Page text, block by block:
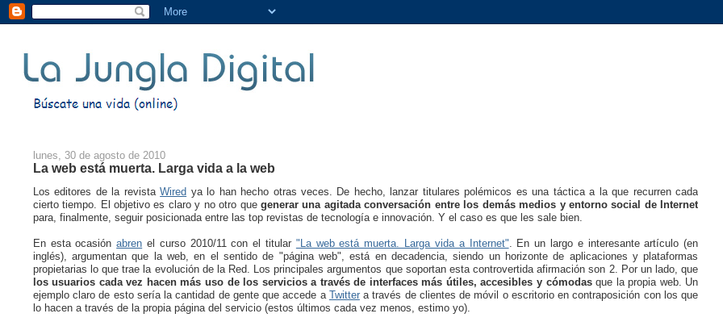
lunes, 30 de agosto de 2010
La web está muerta. Larga vida a la web
Los editores de la revistaWired ya lo han hecho otras veces. De hecho, lanzar titulares polémicos es una táctica a la que recurren cada
cierto tiempo. El objetivo es claro y no otro quegenerar una agitada conversación entre los demás medios y entorno social de Internet
para, finalmente, seguir posicionada entre las top revistas de tecnología e innovación. Y el caso es que les sale bien.
En esta ocasiónabren el curso 2010/11 con el titular "La web está muerta. Larga vida a Internet" . En un largo e interesante artículo (en
inglés), argumentan que la web, en el sentido de "página web", está en decadencia, siendo un horizonte de aplicaciones y plataformas
propietarias lo que trae la evolución de la Red. Los principales argumentos que soportan esta controvertida afirmación son 2. Por un lado, que
los usuarios cada vez hacen más uso de los servicios a través de interfaces más útiles, accesibles y cómodasque la propia web. Un
ejemplo claro de esto sería la cantidad de gente que accede a Twittera través de clientes de móvil o escritorio en contraposición con los que
lo hacen a través de la propia página del servicio (estos últimos cada vez menos, estimo yo).